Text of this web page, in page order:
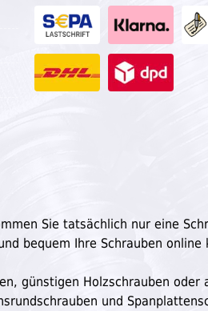
Sie tatsächlich nur eine
bequem Ihre Schrauben online
günstigen Holzschrauben oder
und